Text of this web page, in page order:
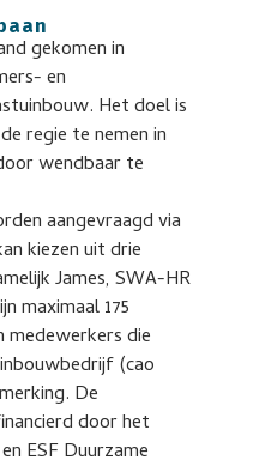
gekomen in
en
Het doel is
regie te nemen in
wendbaar te
aangevraagd via
kiezen uit drie
James, SWA-HR
maximaal 175
medewerkers die
(cao
De
door het
ESF Duurzame